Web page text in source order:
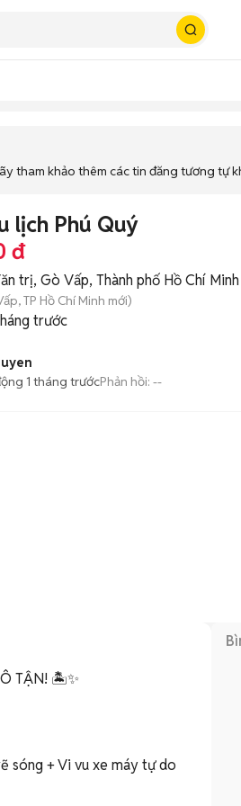
tham khảo thêm các tin đăng tương tự
lịch Phú Quý
đ
trị, Gò Vấp, Thành phố Hồ Chí Minh
TP Hồ Chí Minh mới)
trước
1 tháng trướcPhản hồi: --
TẬN! 🏝️✨
sóng + Vi vu xe máy tự do